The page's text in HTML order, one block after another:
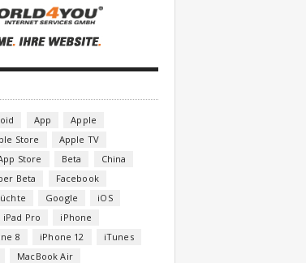
App
Apple
Store
Apple TV
Store Beta
China
Beta
Facebook
Google
iOS
iPad Pro
iPhone
8 iPhone 12
iTunes
MacBook Air